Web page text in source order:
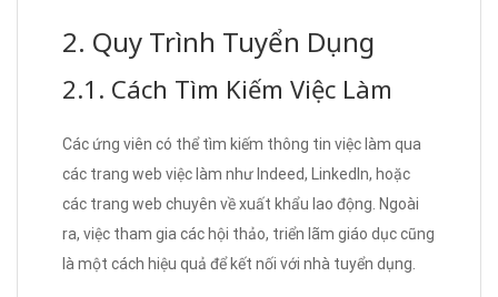
2. Quy Trình Tuyển Dụng
2.1. Cách Tìm Kiếm Việc Làm
Các ứng viên có thể tìm kiếm thông tin việc làm qua
các trang web việc làm như Indeed, LinkedIn, hoặc
các trang web chuyên về xuất khẩu lao động. Ngoài
ra, việc tham gia các hội thảo, triển lãm giáo dục cũng
là một cách hiệu quả để kết nối với nhà tuyển dụng.